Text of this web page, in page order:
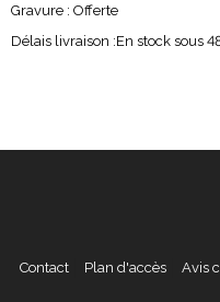
Gravure : Offerte
Délais livraison :En stock sous
Contact Plan d'accès Avis